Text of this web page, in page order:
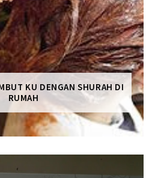
KU DENGAN SHURAH DI
RUMAH